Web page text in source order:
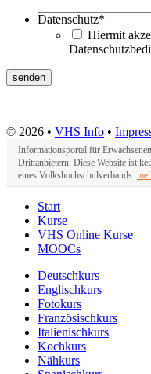
Datenschutz*
Hiermit
© 2026 • VHS Info •
Informationsportal für
Drittanbietern. Diese Website ist
eines Volkshochschulverbands.
Start
Kurse
VHS Online Kurse
MOOCs
Deutschkurs
Englischkurs
Fotokurs
Französischkurs
Italienischkurs
Kochkurs
Nähkurs